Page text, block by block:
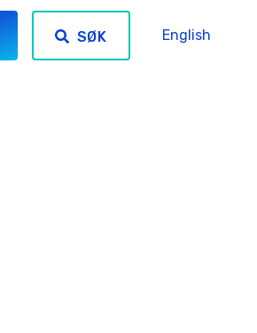
SØK English